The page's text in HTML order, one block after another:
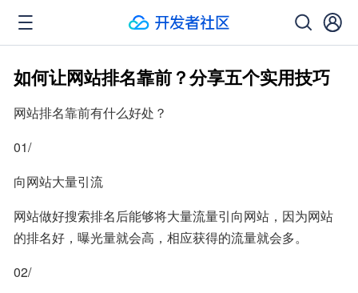
如何让网站排名靠前？分享五个实用技巧
网站排名靠前有什么好处？
01/
向网站大量引流
网站做好搜索排名后能够将大量流量引向网站，因为网站
的排名好，曝光量就会高，相应获得的流量就会多。
02/